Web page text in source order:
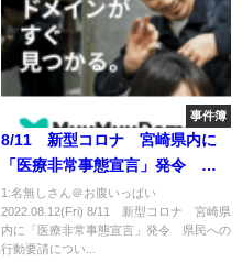
事件簿
8/11 新型コロナ 宮崎県内に
「医療非常事態宣言」発令 県
民への行動要請について知事が
会見
1:名無しさん＠お腹いっぱい
2022.08.12(Fri) 8/11 新型コロナ 宮崎県
内に「医療非常事態宣言」発令 県民への
行動要請につい...